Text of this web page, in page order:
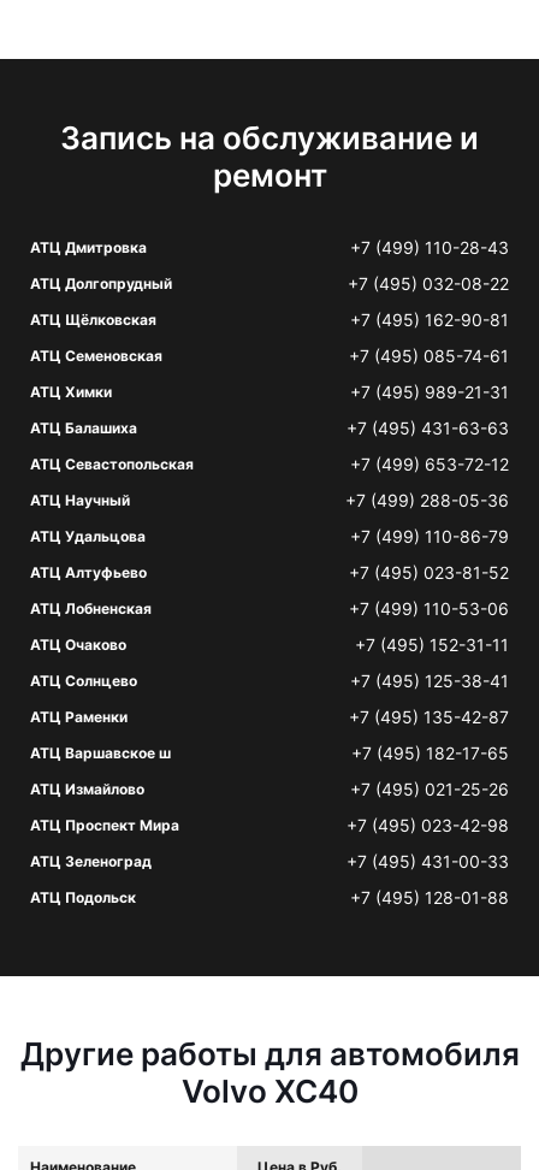
Запись на обслуживание и
ремонт
АТЦ Дмитровка +7 (499) 110-28-43
АТЦ Долгопрудный +7 (495) 032-08-22
АТЦ Щёлковская +7 (495) 162-90-81
АТЦ Семеновская +7 (495) 085-74-61
АТЦ Химки +7 (495) 989-21-31
АТЦ Балашиха +7 (495) 431-63-63
АТЦ Севастопольская +7 (499) 653-72-12
АТЦ Научный +7 (499) 288-05-36
АТЦ Удальцова +7 (499) 110-86-79
АТЦ Алтуфьево +7 (495) 023-81-52
АТЦ Лобненская +7 (499) 110-53-06
АТЦ Очаково +7 (495) 152-31-11
АТЦ Солнцево +7 (495) 125-38-41
АТЦ Раменки +7 (495) 135-42-87
АТЦ Варшавское ш +7 (495) 182-17-65
АТЦ Измайлово +7 (495) 021-25-26
АТЦ Проспект Мира +7 (495) 023-42-98
АТЦ Зеленоград +7 (495) 431-00-33
АТЦ Подольск +7 (495) 128-01-88
Другие работы для автомобиля
Volvo XC40